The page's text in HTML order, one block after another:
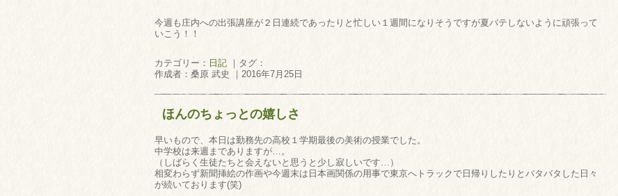
今週も庄内への出張講座が２日連続であったりと忙しい１週間になりそうですが夏バテしないように頑張って
いこう！！
カテゴリー： 日記 ｜タグ：
作成者：桑原 武史 ｜2016年7月25日
ほんのちょっとの嬉しさ
早いもので、本日は勤務先の高校１学期最後の美術の授業でした。
中学校は来週までありますが…。
（しばらく生徒たちと会えないと思うと少し寂しいです…）
相変わらず新聞挿絵の作画や今週末は日本画関係の用事で東京へトラックで日帰りしたりとバタバタした日々
が続いております(笑)